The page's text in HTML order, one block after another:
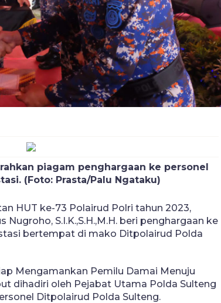
piagam penghargaan ke personel
(Foto: Prasta/Palu Ngataku)
HUT ke-73 Polairud Polri tahun 2023,
S.I.K.,S.H.,M.H. beri penghargaan ke
bertempat di mako Ditpolairud Polda
Mengamankan Pemilu Damai Menuju
dihadiri oleh Pejabat Utama Polda Sulteng
Ditpolairud Polda Sulteng.